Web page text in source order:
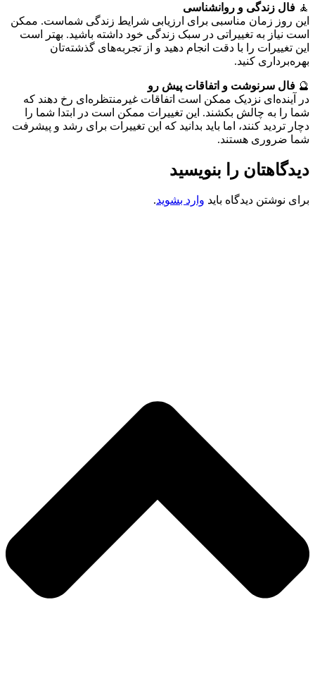
🧘 فال زندگی و روانشناسی
این روز زمان مناسبی برای ارزیابی شرایط زندگی شماست. ممکن
است نیاز به تغییراتی در سبک زندگی خود داشته باشید. بهتر است
این تغییرات را با دقت انجام دهید و از تجربه‌های گذشته‌تان
بهره‌برداری کنید.
🔮 فال سرنوشت و اتفاقات پیش رو
در آینده‌ای نزدیک ممکن است اتفاقات غیرمنتظره‌ای رخ دهند که
شما را به چالش بکشند. این تغییرات ممکن است در ابتدا شما را
دچار تردید کنند، اما باید بدانید که این تغییرات برای رشد و پیشرفت
شما ضروری هستند.
دیدگاهتان را بنویسید
برای نوشتن دیدگاه باید وارد بشوید.